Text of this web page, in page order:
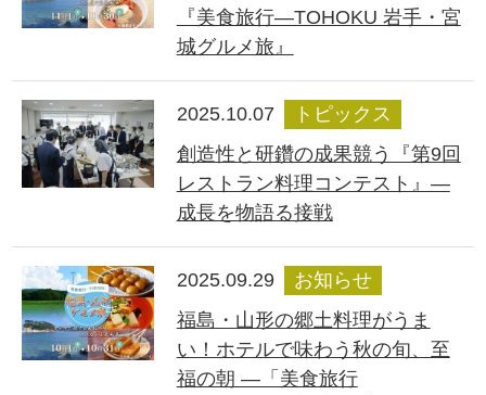
『美食旅行―TOHOKU 岩手・宮
城グルメ旅』
2025.10.07
トピックス
創造性と研鑽の成果競う『第9回
レストラン料理コンテスト』―
成長を物語る接戦
2025.09.29
お知らせ
福島・山形の郷土料理がうま
い！ホテルで味わう秋の旬、至
福の朝 ―「美食旅行